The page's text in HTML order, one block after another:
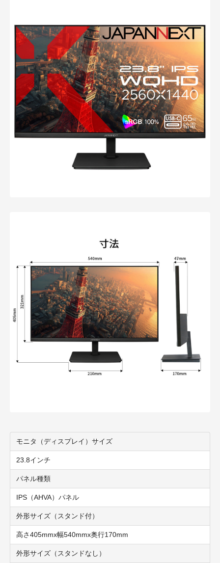
モニタ（ディスプレイ）サイズ
23.8インチ
パネル種類
IPS（AHVA）パネル
外形サイズ（スタンド付）
高さ405mmx幅540mmx奥行170mm
外形サイズ（スタンドなし）